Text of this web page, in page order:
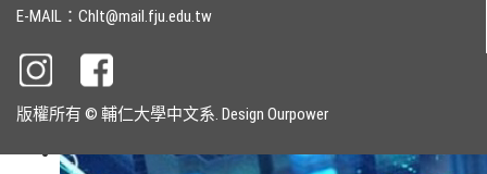
E-MAIL：Chlt@mail.fju.edu.tw
版權所有 © 輔仁大學中文系. Design Ourpower